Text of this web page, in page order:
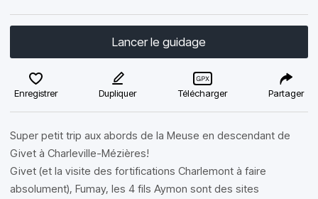
Lancer le guidage
Enregistrer Dupliquer Télécharger Partager
Super petit trip aux abords de la Meuse en descendant de
Givet à Charleville-Mézières!
Givet (et la visite des fortifications Charlemont à faire
absolument), Fumay, les 4 fils Aymon sont des sites